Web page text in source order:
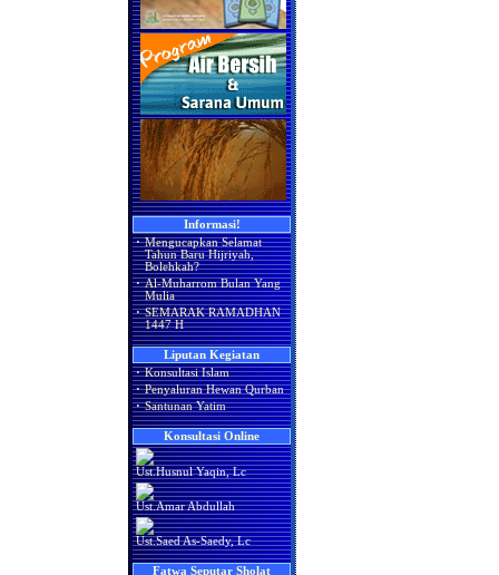
Informasi!
· Mengucapkan Selamat
Tahun Baru Hijriyah,
Bolehkah?
· Al-Muharrom Bulan Yang
Mulia
· SEMARAK RAMADHAN
1447 H
Liputan Kegiatan
· Konsultasi Islam
· Penyaluran Hewan Qurban
· Santunan Yatim
Konsultasi Online
Ust.Husnul Yaqin, Lc
Ust.Amar Abdullah
Ust.Saed As-Saedy, Lc
Fatwa Seputar Sholat